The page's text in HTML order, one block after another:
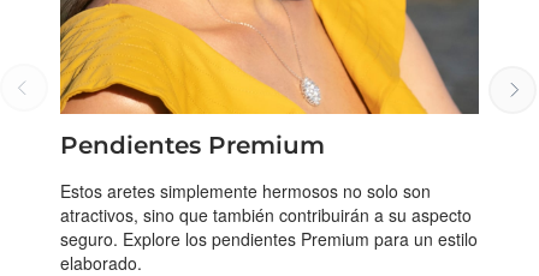
Pendientes Premium
Estos aretes simplemente hermosos no solo son
atractivos, sino que también contribuirán a su aspecto
seguro. Explore los pendientes Premium para un estilo
elaborado.